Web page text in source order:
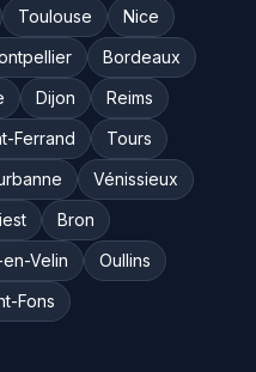
Toulouse
Nice
Bordeaux
Dijon
Reims
Ferrand
Tours
Vénissieux
Bron
Velin
Oullins
Fons